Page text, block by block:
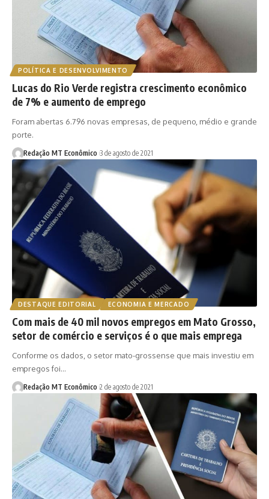
POLÍTICA E DESENVOLVIMENTO
Lucas do Rio Verde registra crescimento econômico
de 7% e aumento de emprego
Foram abertas 6.796 novas empresas, de pequeno, médio e grande
porte.
Redação MT Econômico 3 de agosto de 2021
DESTAQUE EDITORIAL ECONOMIA E MERCADO
Com mais de 40 mil novos empregos em Mato Grosso,
setor de comércio e serviços é o que mais emprega
Conforme os dados, o setor mato-grossense que mais investiu em
empregos foi…
Redação MT Econômico 2 de agosto de 2021